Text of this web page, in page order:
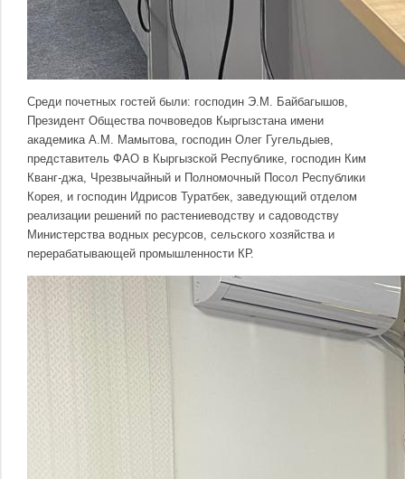
Среди почетных гостей были: господин Э.М. Байбагышов,
Президент Общества почвоведов Кыргызстана имени
академика А.М. Мамытова, господин Олег Гугельдыев,
представитель ФАО в Кыргызской Республике, господин Ким
Кванг-джа, Чрезвычайный и Полномочный Посол Республики
Корея, и господин Идрисов Туратбек, заведующий отделом
реализации решений по растениеводству и садоводству
Министерства водных ресурсов, сельского хозяйства и
перерабатывающей промышленности КР.